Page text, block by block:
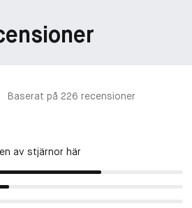
Baserat på 226 recensioner
av stjärnor här